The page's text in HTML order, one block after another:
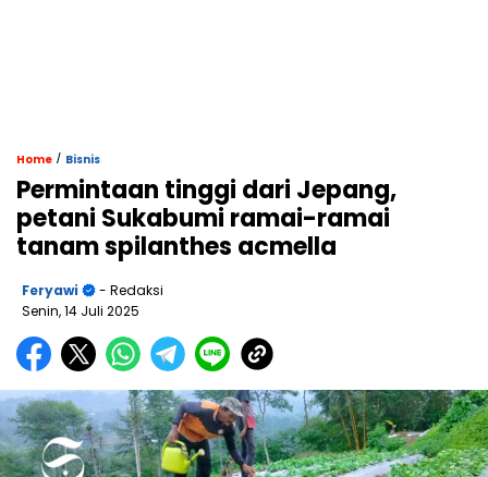
Home / Bisnis
Permintaan tinggi dari Jepang,
petani Sukabumi ramai-ramai
tanam spilanthes acmella
Feryawi
- Redaksi
Senin, 14 Juli 2025